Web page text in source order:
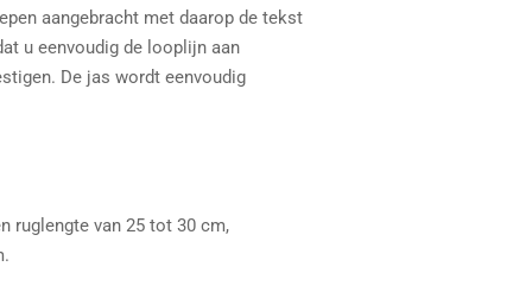
aangebracht met daarop de tekst
u eenvoudig de looplijn aan
De jas wordt eenvoudig
ruglengte van 25 tot 30 cm,